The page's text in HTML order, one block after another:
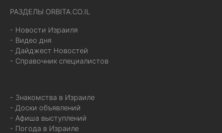
РАЗДЕЛЫ ORBITA.CO.IL
- Новости Израиля
- Видео дня
- Дайджест Новостей
- Справочник специалистов
- Знакомства в Израиле
- Доски объявлений
- Афиша выступлений
- Погода в Израиле